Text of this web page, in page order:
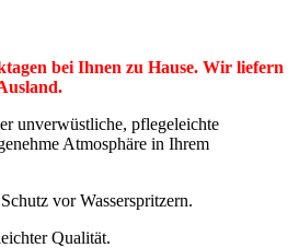
bei Ihnen zu Hause. Wir liefern
unverwüstliche, pflegeleichte
Atmosphäre in Ihrem
vor Wasserspritzern.
Qualität.